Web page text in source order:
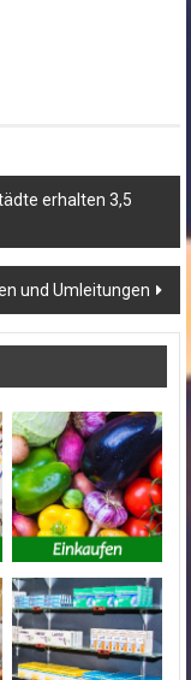
erhalten 3,5
und Umleitungen